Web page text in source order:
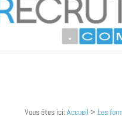
Vous êtes ici: Accueil > Les